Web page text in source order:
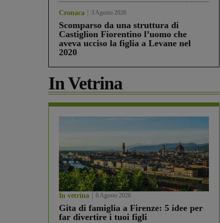
Cronaca 3 Agosto 2026
Scomparso da una struttura di
Castiglion Fiorentino l’uomo che
aveva ucciso la figlia a Levane nel
2020
In Vetrina
In vetrina 6 Agosto 2026
Gita di famiglia a Firenze: 5 idee per
far divertire i tuoi figli